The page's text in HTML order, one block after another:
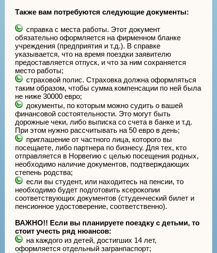
Также вам потребуются следующие документы:
справка с места работы. Этот документ
обязательно оформляется на фирменном бланке
учреждения (предприятия и т.д.). В справке
указывается, что на время поездки заявителю
предоставляется отпуск, и что за ним сохраняется
место работы;
страховой полис. Страховка должна оформляться
таким образом, чтобы сумма компенсации по ней была
не ниже 30000 евро;
документы, по которым можно судить о вашей
финансовой состоятельности. Это могут быть
дорожные чеки, либо выписка со счета в банке и т.д.
При этом нужно рассчитывать на 50 евро в день;
приглашение от частного лица, которого вы
посещаете, либо партнера по бизнесу. Для тех, кто
отправляется в Норвегию с целью посещения родных,
необходимо наличие документов, подтверждающих
степень родства;
если вы студент, или находитесь на пенсии, то
необходимо будет подготовить ксерокопии
соответствующих документов (студенческий билет и
пенсионное удостоверение, соответственно).
ВАЖНО!! Если вы планируете поездку с детьми, то
стоит учесть ряд нюансов:
на каждого из детей, достигших 14 лет,
оформляется отдельный загранпаспорт;